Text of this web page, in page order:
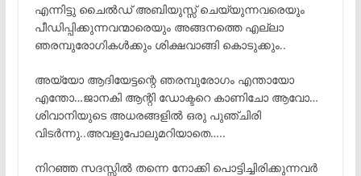
എന്നിട്ടു ചൈൽഡ് അബിയുസ്സ് ചെയ്യുന്നവരെയും
പീഡിപ്പിക്കുന്നവന്മാരെയും അങ്ങനത്തെ എല്ലാ
ഞരമ്പുരോഗികൾക്കും ശിക്ഷവാങ്ങി കൊടുക്കും..
അയ്യോ ആദിയേട്ടന്റെ ഞരമ്പുരോഗം എന്തായോ
എന്തോ…ജാനകി ആന്റി ഡോക്ടറെ കാണിചോ ആവോ…
ശിവാനിയുടെ അധരങ്ങളിൽ ഒരു പുഞ്ചിരി
വിടർന്നു..അവളുപോലുമറിയാതെ…..
നിറഞ്ഞ സദസ്സിൽ തന്നെ നോക്കി പൊട്ടിച്ചിരിക്കുന്നവർ